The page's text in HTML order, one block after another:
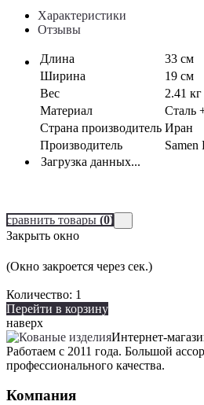
Характеристики
Отзывы
Длина
33 см
Ширина
19 см
Вес
2.41 кг
Материал
Сталь
Страна производитель Иран
Производитель
Samen
Загрузка данных...
сравнить товары (0)
Закрыть окно
(Окно закроется через сек.)
Количество: 1
Перейти в корзину
наверх
Интернет-
Работаем с 2011 года. Большой
профессионального качества.
Компания